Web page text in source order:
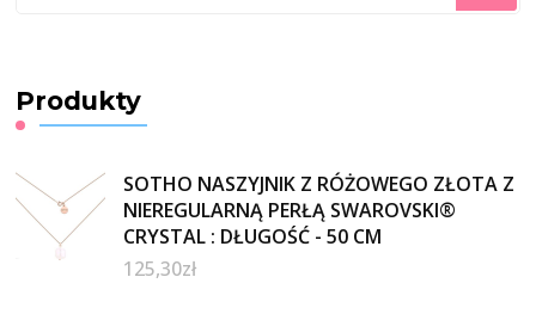
Produkty
SOTHO NASZYJNIK Z RÓŻOWEGO ZŁOTA Z
NIEREGULARNĄ PERŁĄ SWAROVSKI®
CRYSTAL : DŁUGOŚĆ - 50 CM
125,30zł